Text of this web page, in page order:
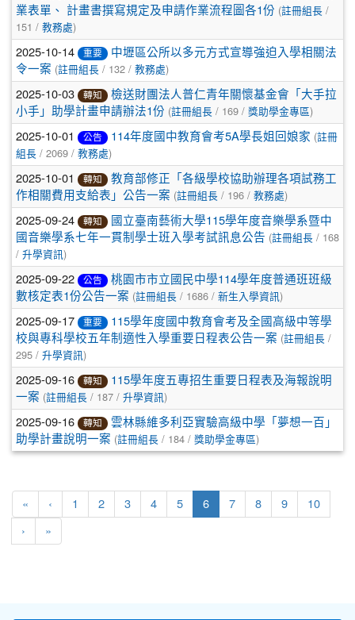
業表單、 計畫書撰寫規定及申請作業流程圖各1份 (註冊組長 /
151 / 教務處)
2025-10-14 重要
中壢區公所以多元方式宣導強迫入學相關法
令一案 (註冊組長 / 132 / 教務處)
2025-10-03 轉知
檢送財團法人普仁青年關懷基金會「大手拉
小手」助學計畫申請辦法1份 (註冊組長 / 169 / 獎助學金專區)
2025-10-01 公告 114年度國中教育會考5A學長姐回娘家 (註冊
組長 / 2069 / 教務處)
2025-10-01 轉知
教育部修正「各級學校協助辦理各項試務工
作相關費用支給表」公告一案 (註冊組長 / 196 / 教務處)
2025-09-24 轉知
國立臺南藝術大學115學年度音樂學系暨中
國音樂學系七年一貫制學士班入學考試訊息公告 (註冊組長 / 168
/ 升學資訊)
2025-09-22 公告
桃園市市立國民中學114學年度普通班班級
數核定表1份公告一案 (註冊組長 / 1686 / 新生入學資訊)
2025-09-17 重要
115學年度國中教育會考及全國高級中等學
校與專科學校五年制適性入學重要日程表公告一案 (註冊組長 /
295 / 升學資訊)
2025-09-16 轉知
115學年度五專招生重要日程表及海報說明
一案 (註冊組長 / 187 / 升學資訊)
2025-09-16 轉知
雲林縣維多利亞實驗高級中學「夢想一百」
助學計畫說明一案 (註冊組長 / 184 / 獎助學金專區)
« ‹ 1 2 3 4 5 6(current)
7 8 9 10
› »